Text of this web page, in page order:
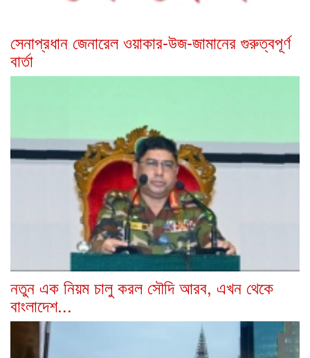
সেনাপ্রধান জেনারেল ওয়াকার-উজ-জামানের গুরুত্বপূর্ণ
বার্তা
নতুন এক নিয়ম চালু করল সৌদি আরব, এখন থেকে
বাংলাদেশ...